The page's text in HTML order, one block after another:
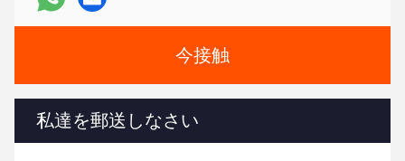
今接触
私達を郵送しなさい